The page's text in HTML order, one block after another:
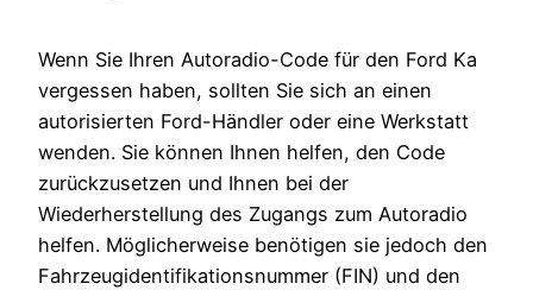
Wenn Sie Ihren Autoradio-Code für den Ford Ka
vergessen haben, sollten Sie sich an einen
autorisierten Ford-Händler oder eine Werkstatt
wenden. Sie können Ihnen helfen, den Code
zurückzusetzen und Ihnen bei der
Wiederherstellung des Zugangs zum Autoradio
helfen. Möglicherweise benötigen sie jedoch den
Fahrzeugidentifikationsnummer (FIN) und den